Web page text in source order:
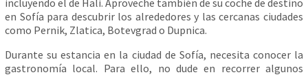
incluyendo el de Hali. Aproveche también de su coche de destino
en Sofía para descubrir los alrededores y las cercanas ciudades
como Pernik, Zlatica, Botevgrad o Dupnica.
Durante su estancia en la ciudad de Sofía, necesita conocer la
gastronomía local. Para ello, no dude en recorrer algunos